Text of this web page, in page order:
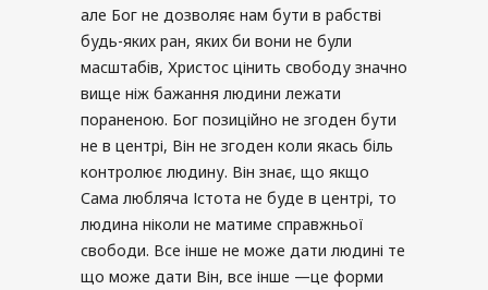
але Бог не дозволяє нам бути в рабстві
будь-яких ран, яких би вони не були
масштабів, Христос цінить свободу значно
вище ніж бажання людини лежати
пораненою. Бог позиційно не згоден бути
не в центрі, Він не згоден коли якась біль
контролює людину. Він знає, що якщо
Сама любляча Істота не буде в центрі, то
людина ніколи не матиме справжньої
свободи. Все інше не може дати людині те
що може дати Він, все інше —це форми